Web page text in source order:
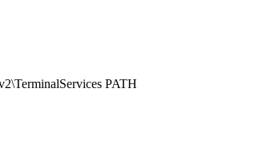
PATH